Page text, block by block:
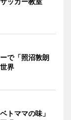
で「照沼敦朗
界
トママの味」